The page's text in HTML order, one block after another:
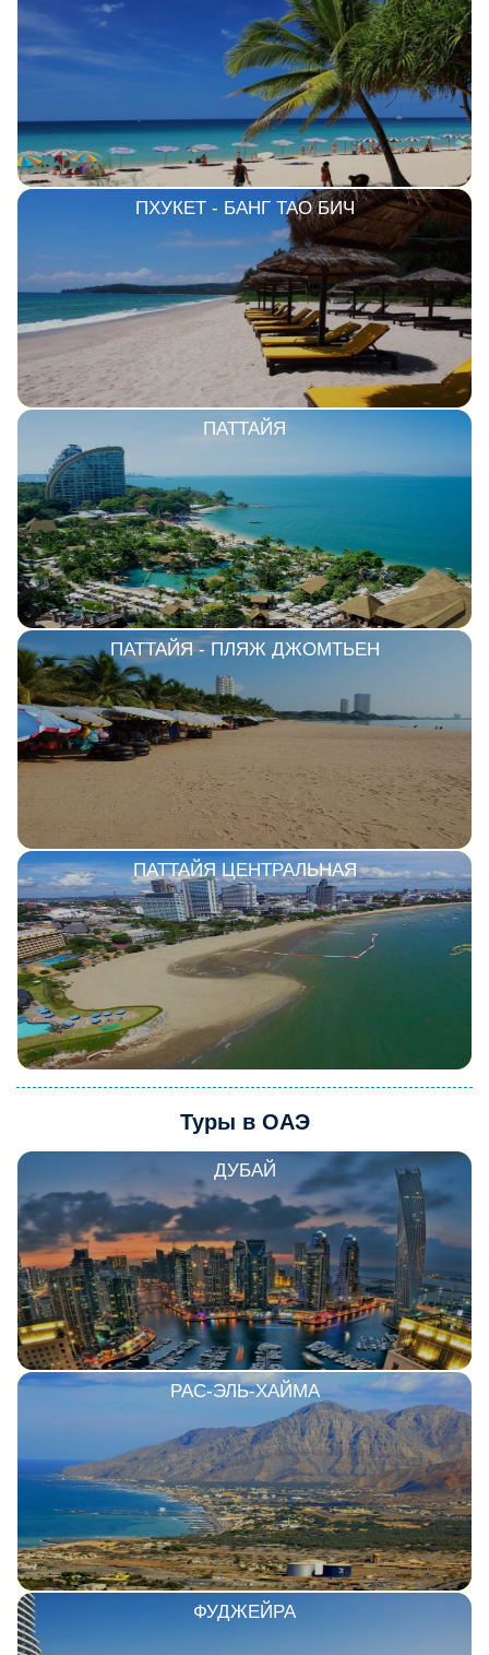
ПХУКЕТ - БАНГ ТАО БИЧ
ПАТТАЙЯ
ПАТТАЙЯ - ПЛЯЖ ДЖОМТЬЕН
ПАТТАЙЯ ЦЕНТРАЛЬНАЯ
Туры в ОАЭ
ДУБАЙ
РАС-ЭЛЬ-ХАЙМА
ФУДЖЕЙРА